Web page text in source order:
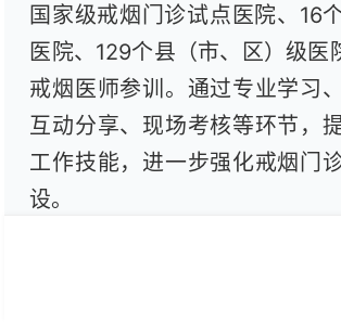
国家级戒烟门诊试点医院、16
医院、129个县（市、区）级医
戒烟医师参训。通过专业学习
互动分享、现场考核等环节，
工作技能，进一步强化戒烟门
设。